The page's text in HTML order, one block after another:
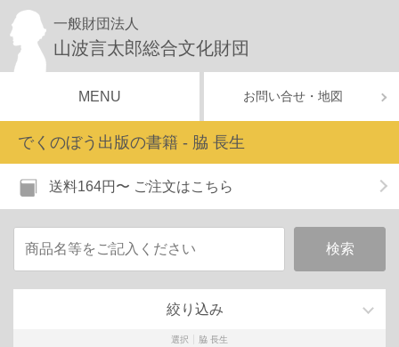
一般財団法人
山波言太郎総合文化財団
MENU お問い合せ・地図
でくのぼう出版の書籍 - 脇 長生
送料164円〜 ご注文はこちら
絞り込み
選択 脇 長生